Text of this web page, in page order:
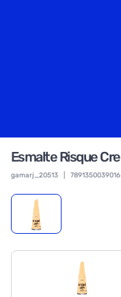
Esmalte Risque
gamarj_20513 7891350039016